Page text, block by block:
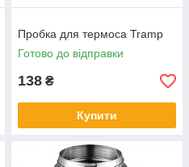
Пробка для термоса Tramp
Готово до відправки
138 ₴
Купити